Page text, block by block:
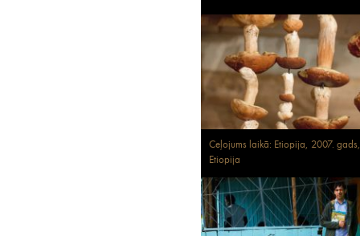
Ceļojums laikā: Etiopija, 2007. gads,
Etiopija